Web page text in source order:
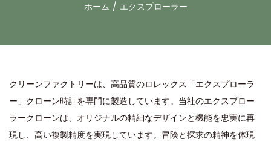
ホーム / エクスプローラー
クリーンファクトリーは、高品質のロレックス「エクスプローラ
ー」クローン時計を専門に製造しています。当社のエクスプロー
ラークローンは、オリジナルの精細なデザインと機能を忠実に再
現し、高い複製精度を実現しています。冒険と探求の精神を体現